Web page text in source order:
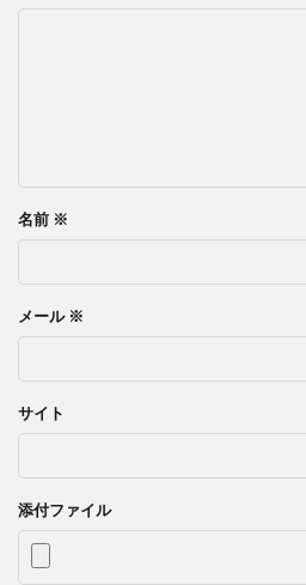
名前 ※
メール ※
サイト
添付ファイル